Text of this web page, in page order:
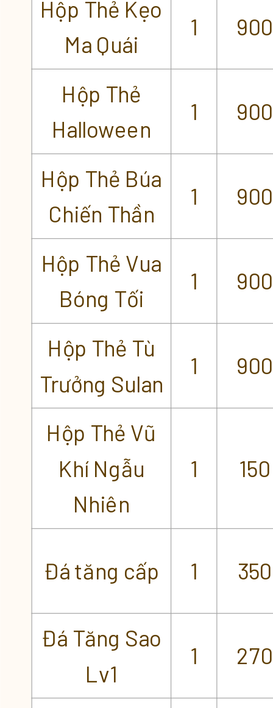
Hộp Thẻ Kẹo
Ma Quái
1 900
Hộp Thẻ
Halloween
1 900
Hộp Thẻ Búa
Chiến Thần
1 900
Hộp Thẻ Vua
Bóng Tối
1 900
Hộp Thẻ Tù
Trưởng Sulan
1 900
Hộp Thẻ Vũ
Khí Ngẫu
Nhiên
1 150
Đá tăng cấp 1 350
Đá Tăng Sao
Lv1
1 270